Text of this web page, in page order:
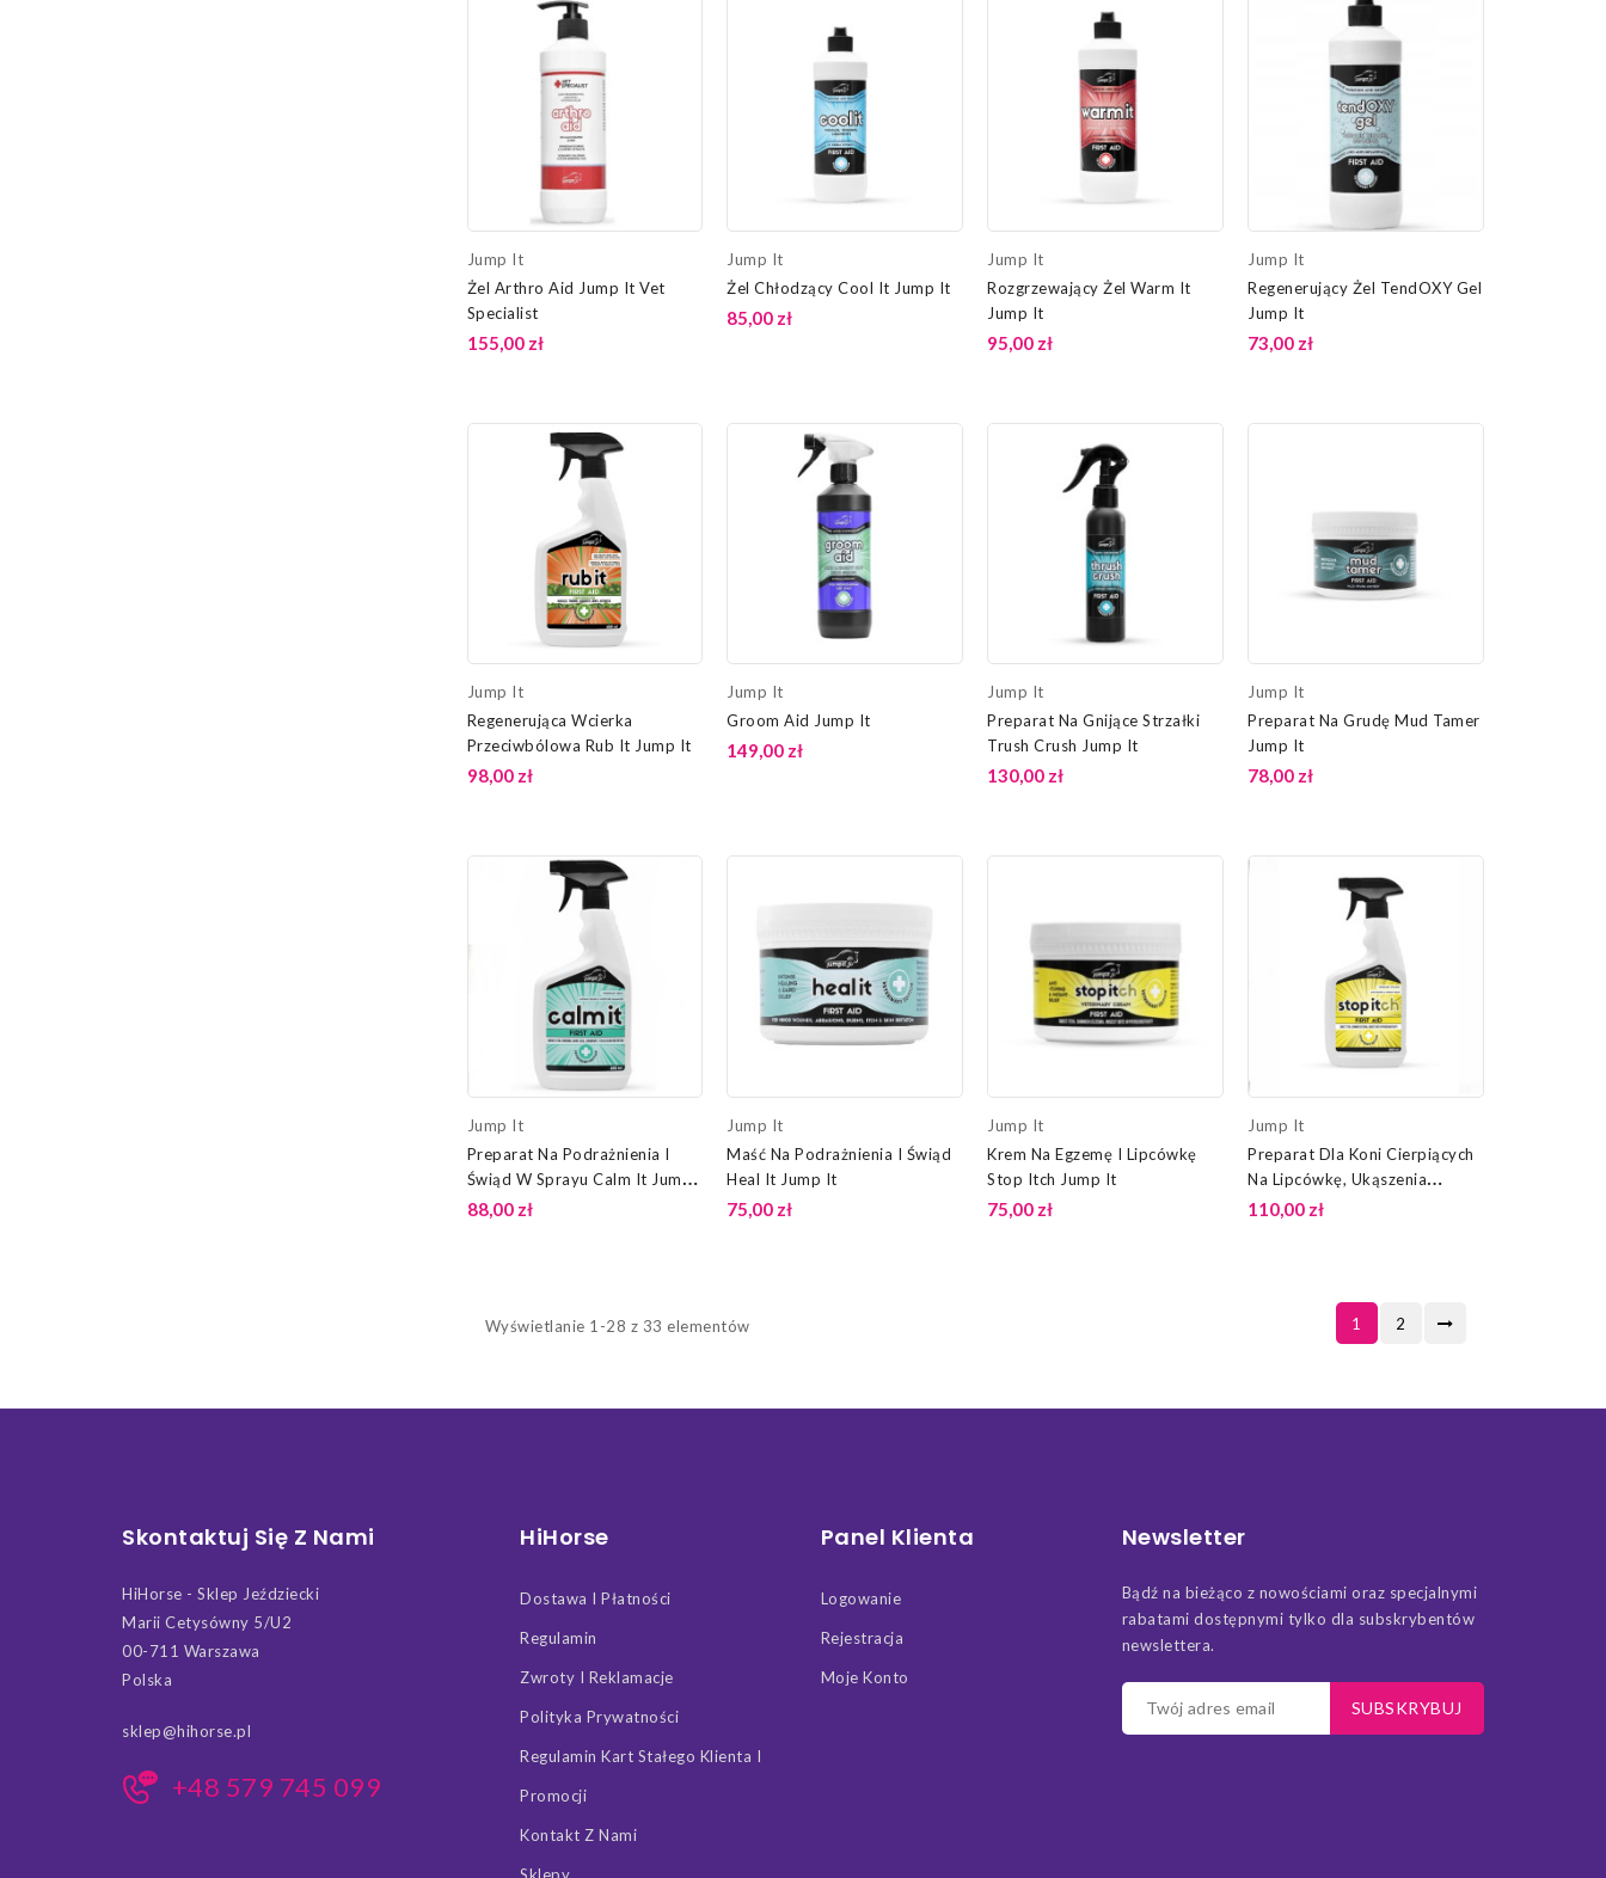
Jump It
Żel Arthro Aid Jump It Vet
Specialist
155,00 zł
Jump It
Żel Chłodzący Cool It Jump It
85,00 zł
Jump It
Rozgrzewający Żel Warm It
Jump It
95,00 zł
Jump It
Regenerujący Żel TendOXY Gel
Jump It
73,00 zł
Jump It
Regenerująca Wcierka
Przeciwbólowa Rub It Jump It
98,00 zł
Jump It
Groom Aid Jump It
149,00 zł
Jump It
Preparat Na Gnijące Strzałki
Trush Crush Jump It
130,00 zł
Jump It
Preparat Na Grudę Mud Tamer
Jump It
78,00 zł
Jump It
Preparat Na Podrażnienia I
Świąd W Sprayu Calm It Jump
It
88,00 zł
Jump It
Maść Na Podrażnienia I Świąd
Heal It Jump It
75,00 zł
Jump It
Krem Na Egzemę I Lipcówkę
Stop Itch Jump It
75,00 zł
Jump It
Preparat Dla Koni Cierpiących
Na Lipcówkę, Ukąszenia
Owadów Stop Itch Jump It
110,00 zł
Wyświetlanie 1-28 z 33 elementów 1 2
Skontaktuj Się Z Nami
HiHorse - Sklep Jeździecki
Marii Cetysówny 5/U2
00-711 Warszawa
Polska
sklep@hihorse.pl
+48 579 745 099
HiHorse
Dostawa I Płatności
Regulamin
Zwroty I Reklamacje
Polityka Prywatności
Regulamin Kart Stałego Klienta I
Promocji
Kontakt Z Nami
Sklepy
Panel Klienta
Logowanie
Rejestracja
Moje Konto
Newsletter
Bądź na bieżąco z nowościami oraz specjalnymi
rabatami dostępnymi tylko dla subskrybentów
newslettera.